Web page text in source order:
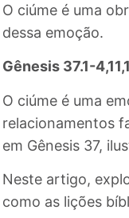
O ciúme é uma
dessa emoção.
Gênesis 37.1-
O ciúme é uma
relacionamentos
em Gênesis 37,
Neste artigo,
como as lições